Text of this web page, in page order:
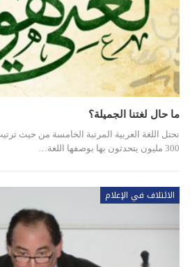
ما حال لغتنا الجميلة؟
تحتل اللغة العربية المرتبة الخامسة من حيث
300 مليون يتحدثون بها بوصفها اللغة…
الائتلاف في الإعلام